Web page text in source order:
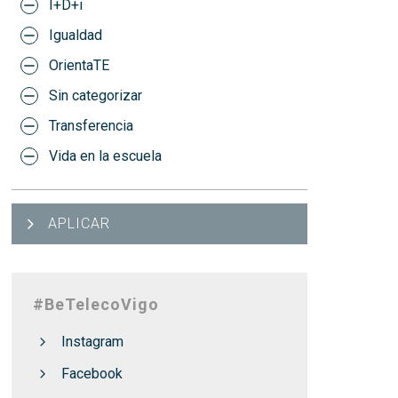
I+D+i
Igualdad
OrientaTE
Sin categorizar
Transferencia
Vida en la escuela
APLICAR
#BeTelecoVigo
Instagram
Facebook